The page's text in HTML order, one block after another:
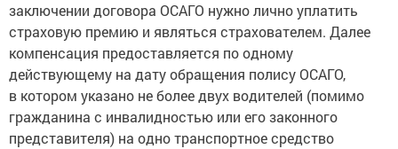
заключении договора ОСАГО нужно лично уплатить
страховую премию и являться страхователем. Далее
компенсация предоставляется по одному
действующему на дату обращения полису ОСАГО,
в котором указано не более двух водителей (помимо
гражданина с инвалидностью или его законного
представителя) на одно транспортное средство